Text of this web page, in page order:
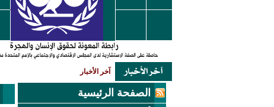
آخر الأخبار
الصفحة الرئيسية